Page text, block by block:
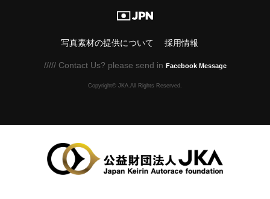
写真素材の提供について 採用情報
///// Contact Us? please send in Facebook Message
Copyright© JKA.All Rights Reserved.